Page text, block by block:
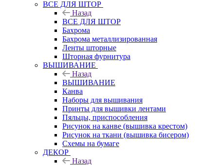
ВСЕ ДЛЯ ШТОР
Назад
ВСЕ ДЛЯ ШТОР
Бахрома
Бахрома металлизированная
Ленты шторные
Шторная фурнитура
ВЫШИВАНИЕ
Назад
ВЫШИВАНИЕ
Канва
Наборы для вышивания
Принты для вышивки лентами
Пяльцы, приспособления
Рисунок на канве (вышивка крестом)
Рисунок на ткани (вышивка бисером)
Схемы на бумаге
ДЕКОР
Назад